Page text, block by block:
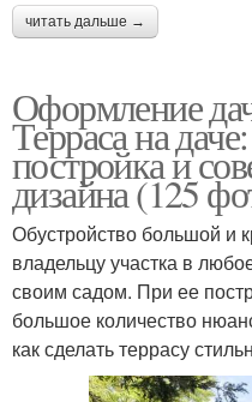
читать дальше →
Оформление
Терраса на
постройка и
дизайна (125
Обустройство большой и
владельцу участка в
своим садом. При ее
большое количество
как сделать террасу